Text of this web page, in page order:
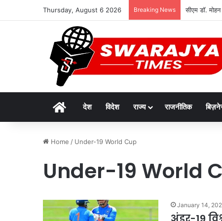
Thursday, August 6 2026 Breaking News सीएम डॉ.
Homeदेश विदेश राज्य राजनीतिक
Home / Under-19 World Cup
Under-19 World
January 14,